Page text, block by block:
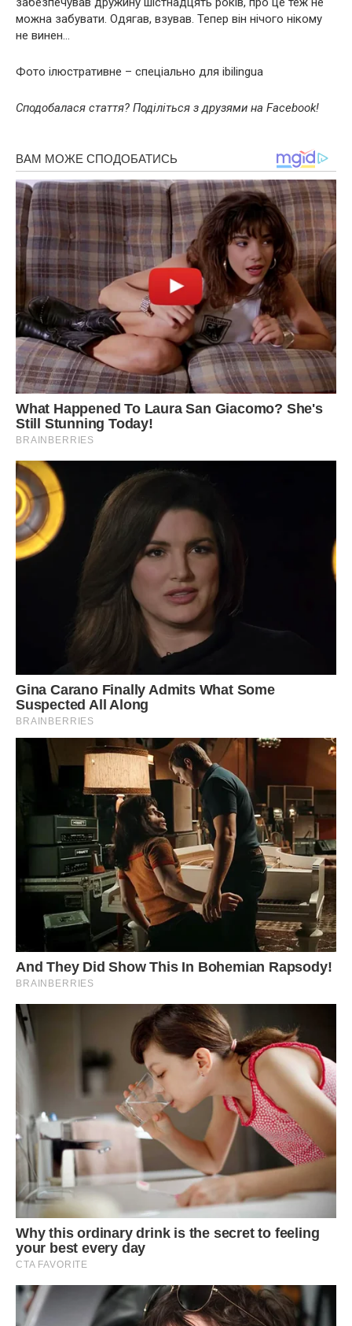
можна забувати. Одягав, взував. Тепер він нічого нікому
не винен…
Фото ілюстративне – спеціально для ibilingua
Сподобалася стаття? Поділіться з друзями на Facebook!